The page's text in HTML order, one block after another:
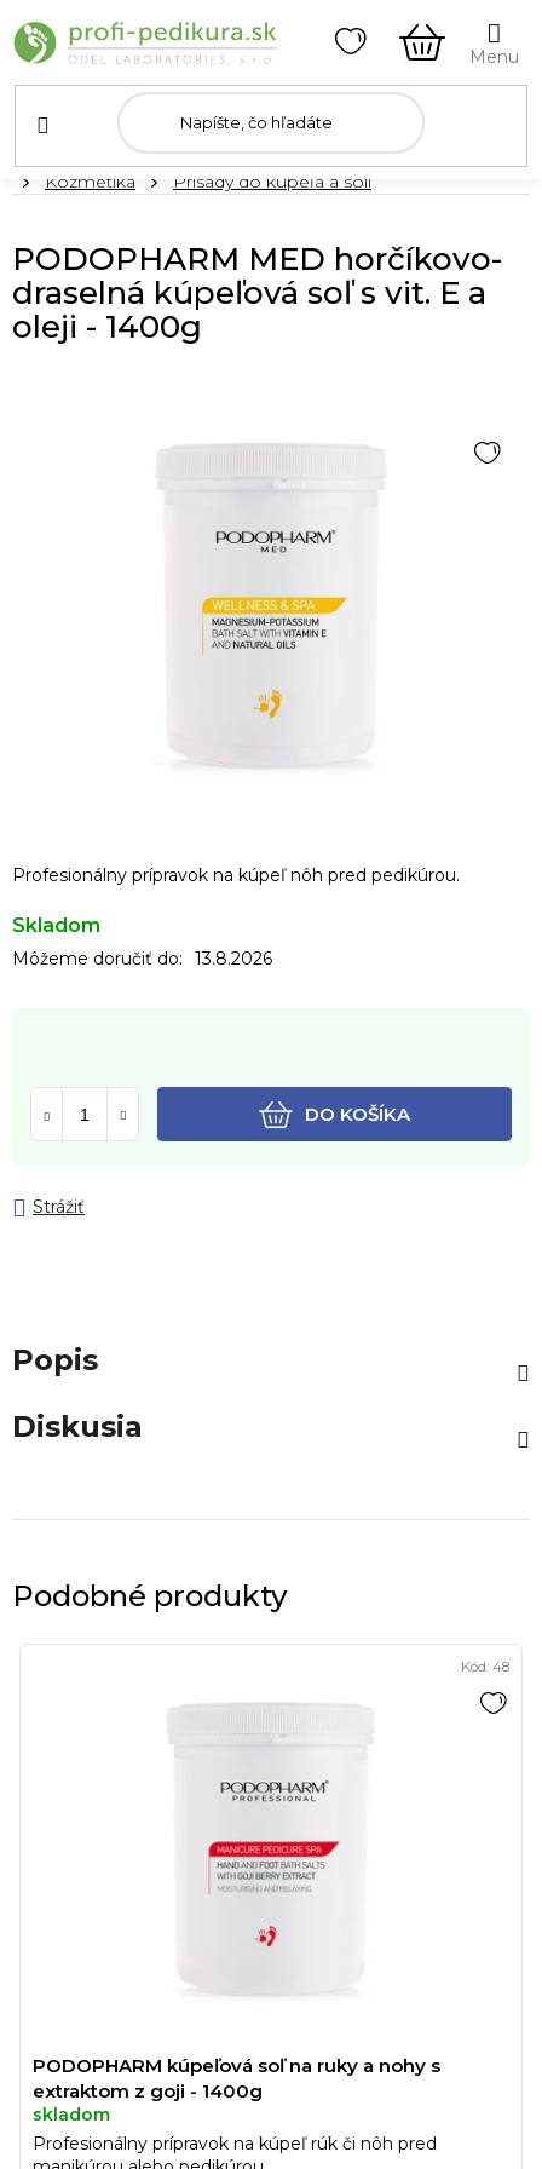
na
obsah
KOŠÍK
DomovKozmetika Prísady do kúpeľa a soli
Profesionálny prípravok na kúpeľ nôh pred pedikúrou.
Skladom
Môžeme doručiť do: 13.8.2026
DO KOŠÍKA
Strážiť
PODOPHARM MED horčíkovo-
draselná kúpeľová soľ s vit. E a
oleji - 1400g
Popis
Diskusia
Podobné produkty
PODOPHARM kúpeľová soľ na ruky a nohy s
extraktom z goji - 1400g
skladom
Profesionálny prípravok na kúpeľ rúk či nôh pred
Kód: 48